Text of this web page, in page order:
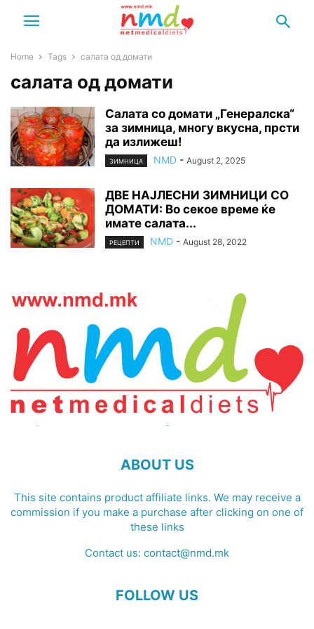
Home Tags салата од домати
салата од домати
Салата со домати „Генералска“
за зимница, многу вкусна, прсти
да излижеш!
ЗИМНИЦА NMD - August 2, 2025
ДВЕ НАЈЛЕСНИ ЗИМНИЦИ СО
ДОМАТИ: Во секое време ќе
имате салата...
РЕЦЕПТИ NMD - August 28, 2022
ABOUT US
This site contains product affiliate links. We may receive a
commission if you make a purchase after clicking on one of
these links
Contact us: contact@nmd.mk
FOLLOW US